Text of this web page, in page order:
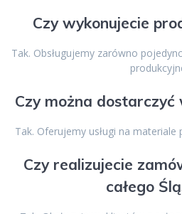
Czy wykonujecie
Tak. Obsługujemy zarówno
Czy można dostarczyć
Tak. Oferujemy usługi na
Czy realizujecie
całego